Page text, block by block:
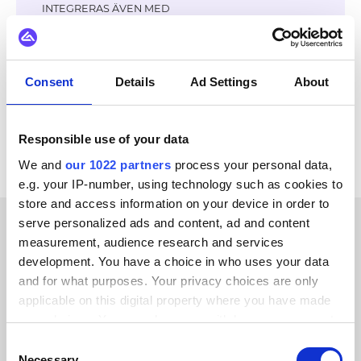
Consent Details Ad Settings About
Responsible use of your data
We and our 1022 partners process your personal data,
e.g. your IP-number, using technology such as cookies to
store and access information on your device in order to
serve personalized ads and content, ad and content
measurement, audience research and services
development. You have a choice in who uses your data
and for what purposes. Your privacy choices are only
applicable on this digital property where you have made
your choices. You can change or withdraw your consent
the Privacy trigger icon.
INTEGRERAS ÄVEN MED
Se alla CAFLOU-integrationer
KUNDBERÄTTELSER
Hear from our satisfied
customers